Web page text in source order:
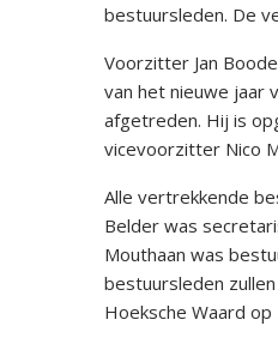
bestuursleden. De
Voorzitter Jan
van het nieuwe jaar
afgetreden. Hij is
vicevoorzitter Nico
Alle vertrekkende
Belder was
Mouthaan was
bestuursleden
Hoeksche Waard